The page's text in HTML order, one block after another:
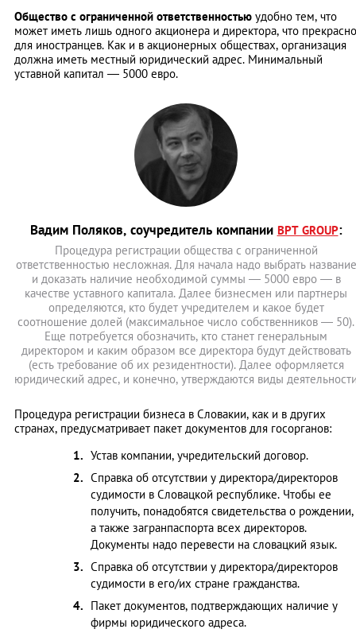
Общество с ограниченной ответственностью удобно тем, что
может иметь лишь одного акционера и директора, что прекрасно
для иностранцев. Как и в акционерных обществах, организация
должна иметь местный юридический адрес. Минимальный
уставной капитал — 5000 евро.
Вадим Поляков, соучредитель компании BPT GROUP:
Процедура регистрации общества с ограниченной
ответственностью несложная. Для начала надо выбрать название
и доказать наличие необходимой суммы ― 5000 евро ― в
качестве уставного капитала. Далее бизнесмен или партнеры
определяются, кто будет учредителем и какое будет
соотношение долей (максимальное число собственников ― 50).
Еще потребуется обозначить, кто станет генеральным
директором и каким образом все директора будут действовать
(есть требование об их резидентности). Далее оформляется
юридический адрес, и конечно, утверждаются виды
Процедура регистрации бизнеса в Словакии, как и в других
странах, предусматривает пакет документов для госорганов:
Устав компании, учредительский договор.
Справка об отсутствии у директора/директоров
судимости в Словацкой республике. Чтобы ее
получить, понадобятся свидетельства о рождении,
а также загранпаспорта всех директоров.
Документы надо перевести на словацкий язык.
Справка об отсутствии у директора/директоров
судимости в его/их стране гражданства.
Пакет документов, подтверждающих наличие у
фирмы юридического адреса.